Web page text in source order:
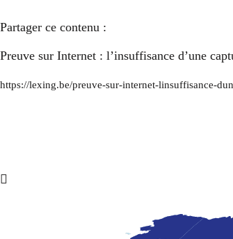
Partager ce contenu :
Preuve sur Internet : l’insuffisance d’une
https://lexing.be/preuve-sur-internet-linsuffisance-